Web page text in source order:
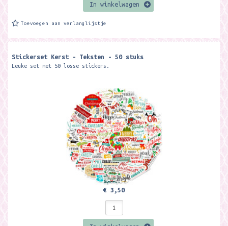
In winkelwagen
Toevoegen aan verlanglijstje
Stickerset Kerst - Teksten - 50 stuks
Leuke set met 50 losse stickers.
€ 3,50